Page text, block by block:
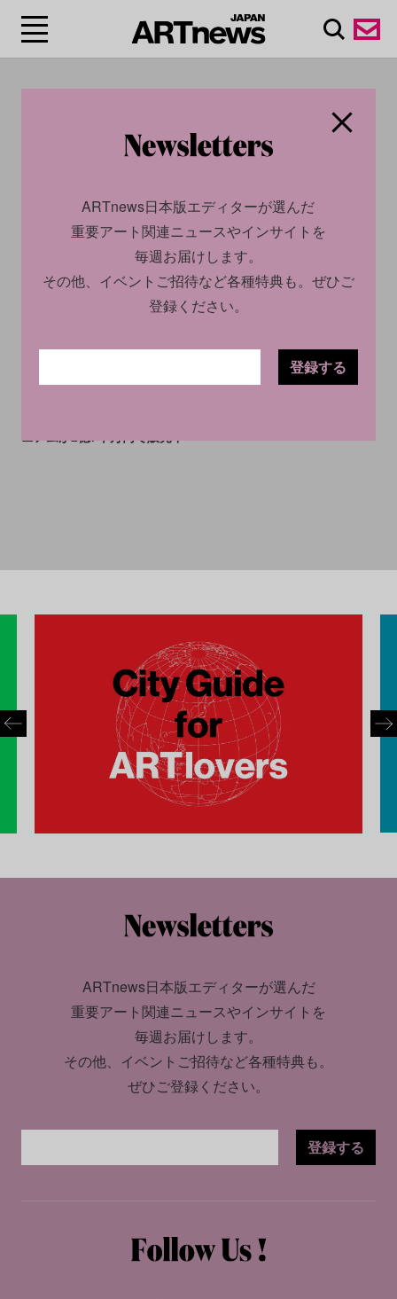
ECONOMY NEWS
ニアムが2億7千万円で販売中
ARTnews日本版エディターが選んだ
重要アート関連ニュースやインサイトを
毎週お届けします。
その他、イベントご招待など各種特典も。
ぜひご登録ください。
登録する
ARTnews日本版エディターが選んだ
重要アート関連ニュースやインサイトを
毎週お届けします。
その他、イベントご招待など各種特典も。ぜひご
登録ください。
登録する